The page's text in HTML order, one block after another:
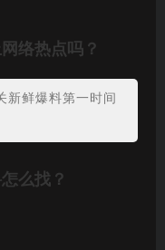
络热点吗？
新鲜爆料第一时间
么找？